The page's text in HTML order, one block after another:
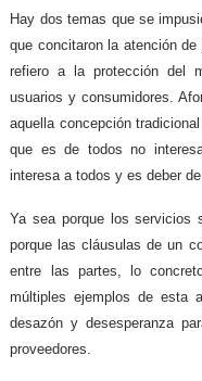
Hay dos temas que se
que concitaron la atención de
refiero a la protección del
usuarios y consumidores.
aquella concepción
que es de todos no
interesa a todos y es deber
Ya sea porque los servicios
porque las cláusulas de un
entre las partes, lo
múltiples ejemplos de esta
desazón y desesperanza
proveedores.